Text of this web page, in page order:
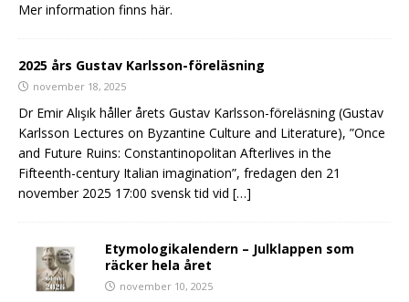
Mer information finns här.
2025 års Gustav Karlsson-föreläsning
november 18, 2025
Dr Emir Alışık håller årets Gustav Karlsson-föreläsning (Gustav
Karlsson Lectures on Byzantine Culture and Literature), ”Once
and Future Ruins: Constantinopolitan Afterlives in the
Fifteenth-century Italian imagination”, fredagen den 21
november 2025 17:00 svensk tid vid […]
Etymologikalendern – Julklappen som
räcker hela året
november 10, 2025